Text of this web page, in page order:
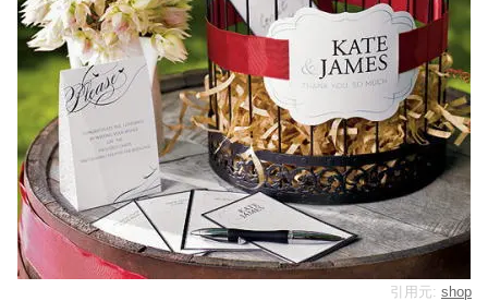
引用元: shop